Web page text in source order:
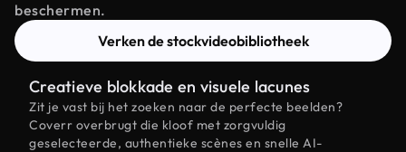
beschermen.
Verken de stockvideobibliotheek
Creatieve blokkade en visuele lacunes
Zit je vast bij het zoeken naar de perfecte beelden?
Coverr overbrugt die kloof met zorgvuldig
geselecteerde, authentieke scènes en snelle AI-